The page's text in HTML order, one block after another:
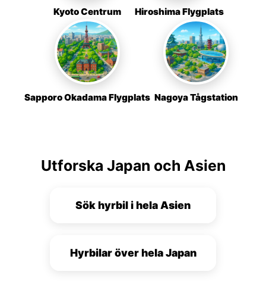
Kyoto Centrum Hiroshima Flygplats
Sapporo Okadama Flygplats Nagoya Tågstation
Utforska Japan och Asien
Sök hyrbil i hela Asien
Hyrbilar över hela Japan